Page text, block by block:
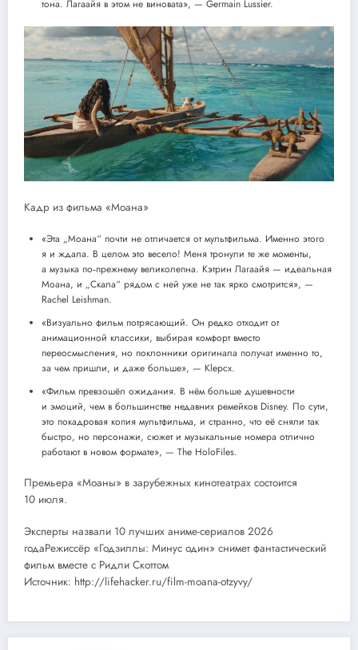
тона. Лагаайя в этом не виновата», — Germain Lussier.
Кадр из фильма «Моана»
«Эта „Моана“ почти не отличается от мультфильма. Именно этого
я и ждала. В целом это весело! Меня тронули те же моменты,
а музыка по‑прежнему великолепна. Кэтрин Лагаайя — идеальная
Моана, и „Скала“ рядом с ней уже не так ярко смотрится», —
Rachel Leishman.
«Визуально фильм потрясающий. Он редко отходит от
анимационной классики, выбирая комфорт вместо
переосмысления, но поклонники оригинала получат именно то,
за чем пришли, и даже больше», — Klepcx.
«Фильм превзошёл ожидания. В нём больше душевности
и эмоций, чем в большинстве недавних ремейков Disney. По сути,
это покадровая копия мультфильма, и странно, что её сняли так
быстро, но персонажи, сюжет и музыкальные номера отлично
работают в новом формате», — The HoloFiles.
Премьера «Моаны» в зарубежных кинотеатрах состоится
10 июля.
Эксперты назвали 10 лучших аниме-сериалов 2026
годаРежиссёр «Годзиллы: Минус один» снимет фантастический
фильм вместе с Ридли Скоттом
Источник: http://lifehacker.ru/film-moana-otzyvy/